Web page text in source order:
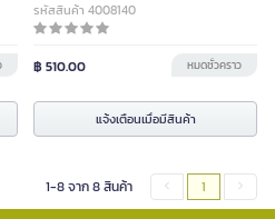
รหัสสินค้า 4008140
฿ 510.00 หมดชั่วคราว
แจ้งเตือนเมื่อมีสินค้า
1-8 จาก 8 สินค้า 1